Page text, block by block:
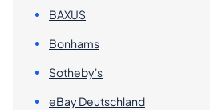
BAXUS
Bonhams
Sotheby's
eBay Deutschland